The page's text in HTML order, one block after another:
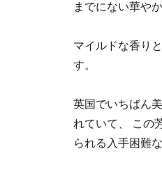
までにない華や
マイルドな香り
す。
英国でいちばん
れていて、 この
られる入手困難